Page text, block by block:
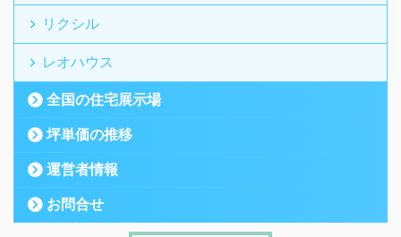
リクシル
レオハウス
全国の住宅展示場
坪単価の推移
運営者情報
お問合せ